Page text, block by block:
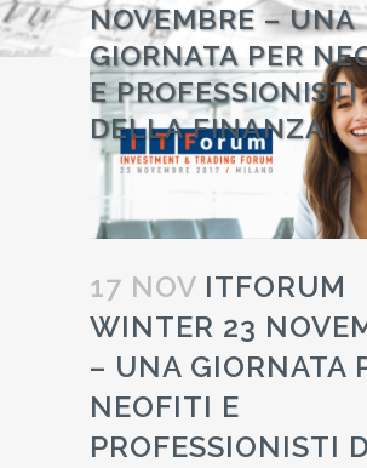
NOVEMBRE – UNA
GIORNATA PER
E PROFESSIONISTI
DELLA FINANZA
17 NOV ITFORUM
WINTER 23
– UNA GIORNATA
NEOFITI E
PROFESSIONISTI